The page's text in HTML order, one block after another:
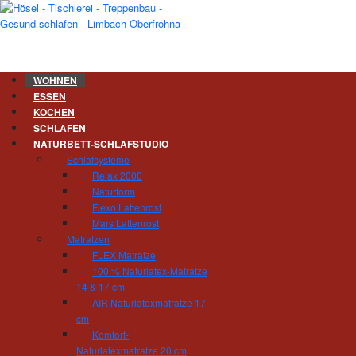
WOHNEN
ESSEN
KOCHEN
SCHLAFEN
NATURBETT-SCHLAFSTUDIO
Schlafsysteme
Relax 2000
Naturform
Flexo Lattenrost
Mars Lattenrost
Matratzen
FLEX Matratze
100 % Naturlatex-Matratze
14 & 17 cm
AIR Naturlatexmatratze 17
cm
Komfort-
Naturlatexmatratze 20 cm
Mein schönes Zuhause - ganz wesentlich
Funktionen muss ein gutes Wohnzimmer
Die moderne Unterhaltungstechnik stellt dabei
sieht sie aber nicht besonders wohnlich
Lösungen, die ankommen.
dem i-Tüpfelchen durch schöne